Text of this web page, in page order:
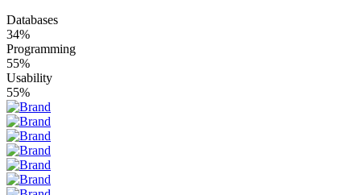
Databases
34%
Programming
55%
Usability
55%